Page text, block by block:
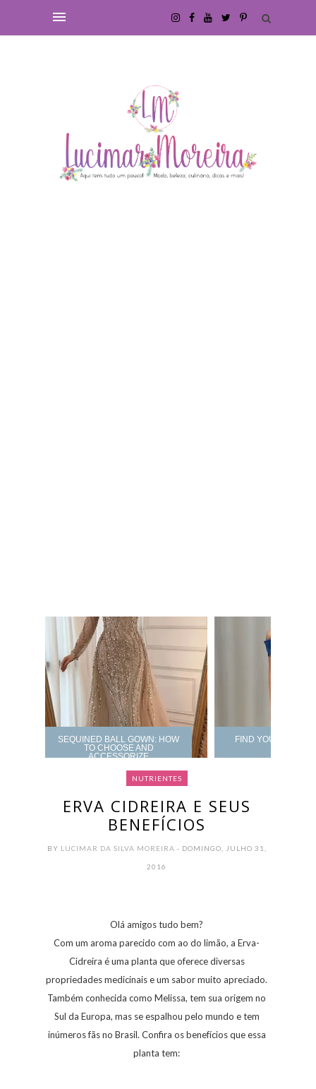
SEQUINED BALL GOWN: HOW
TO CHOOSE AND
ACCESSORIZE
FIND YOUR PROM
NUTRIENTES
ERVA CIDREIRA E SEUS
BENEFÍCIOS
BY LUCIMAR DA SILVA MOREIRA - DOMINGO, JULHO 31,
2016
Olá amigos tudo bem?
Com um aroma parecido com ao do limão, a Erva-
Cidreira é uma planta que oferece diversas
propriedades medicinais e um sabor muito apreciado.
Também conhecida como Melissa, tem sua origem no
Sul da Europa, mas se espalhou pelo mundo e tem
inúmeros fãs no Brasil. Confira os benefícios que essa
planta tem: